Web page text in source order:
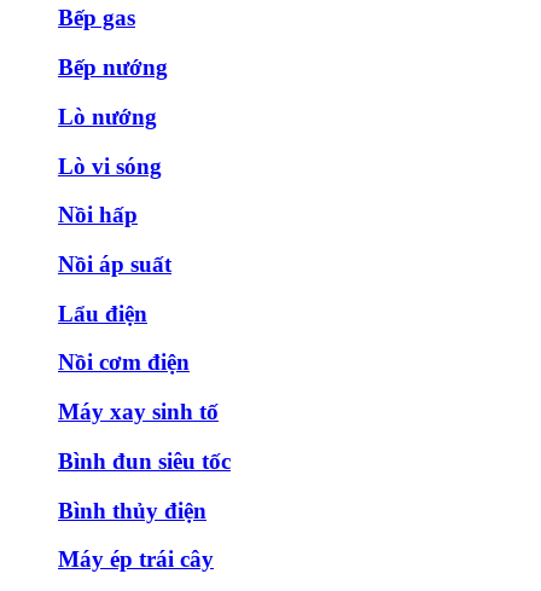
Bếp gas
Bếp nướng
Lò nướng
Lò vi sóng
Nồi hấp
Nồi áp suất
Lẩu điện
Nồi cơm điện
Máy xay sinh tố
Bình đun siêu tốc
Bình thủy điện
Máy ép trái cây